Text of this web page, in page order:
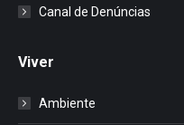
Canal de Denúncias
Viver
Ambiente